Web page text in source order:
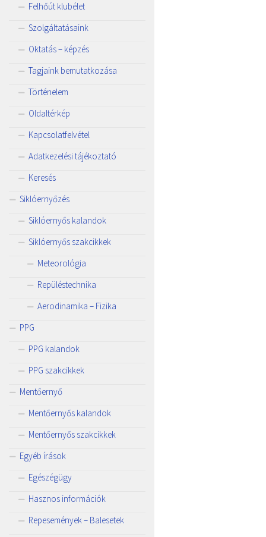
Felhőút klubélet
Szolgáltatásaink
Oktatás – képzés
Tagjaink bemutatkozása
Történelem
Oldaltérkép
Kapcsolatfelvétel
Adatkezelési tájékoztató
Keresés
Siklóernyőzés
Siklóernyős kalandok
Siklóernyős szakcikkek
Meteorológia
Repüléstechnika
Aerodinamika – Fizika
PPG
PPG kalandok
PPG szakcikkek
Mentőernyő
Mentőernyős kalandok
Mentőernyős szakcikkek
Egyéb írások
Egészégügy
Hasznos információk
Repesemények – Balesetek